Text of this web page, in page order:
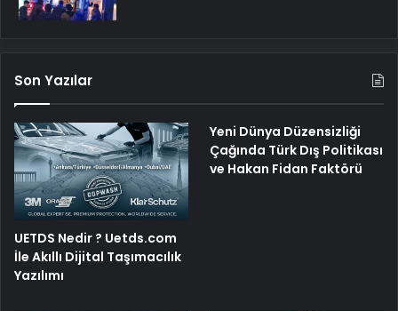
Son Yazılar
UETDS Nedir ? Uetds.com
İle Akıllı Dijital Taşımacılık
Yazılımı
Yeni Dünya Düzensizliği
Çağında Türk Dış Politikası
ve Hakan Fidan Faktörü